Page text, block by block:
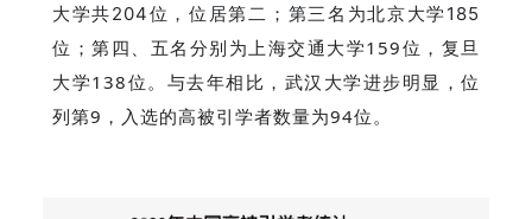
大学共204位，位居第二；第三名为北京大学185
位； 第四、五名分别为上海交通大学159位，复旦
大学138位。与去年相比，武汉大学进步明显，位
列第9，入选的高被引学者数量为94位。